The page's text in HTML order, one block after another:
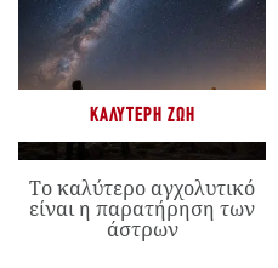
ΚΑΛΎΤΕΡΗ ΖΩΉ
Το καλύτερο αγχολυτικό
είναι η παρατήρηση των
άστρων